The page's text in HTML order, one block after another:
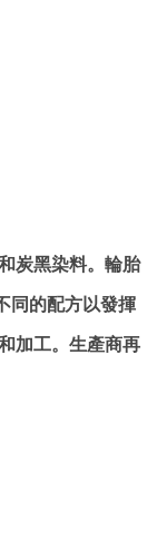
炭黑染料。輪胎
同的配方以發揮
加工。生產商再